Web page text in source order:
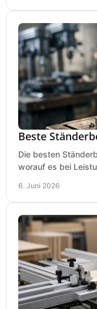
Beste
Die besten
worauf es bei
6. Juni 2026